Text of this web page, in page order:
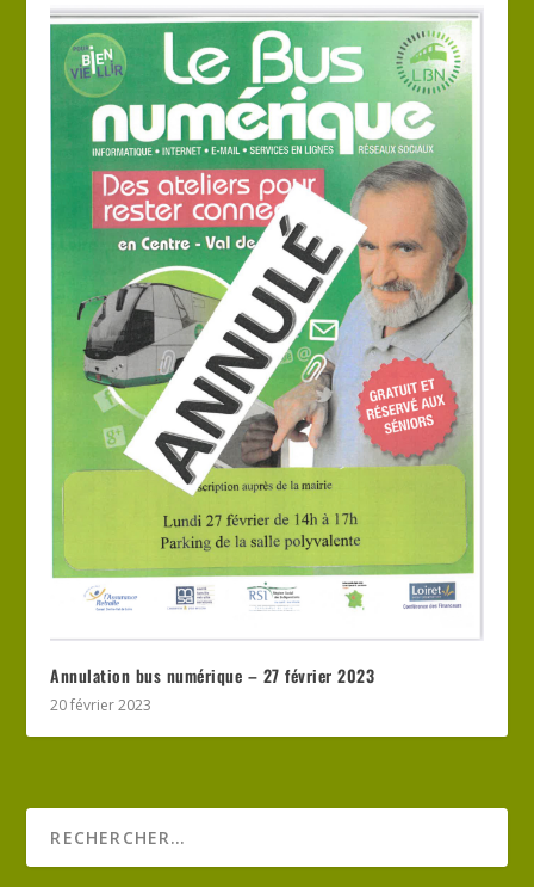
Annulation bus numérique – 27 février 2023
20 février 2023